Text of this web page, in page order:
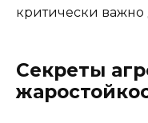
критически важно
Секреты